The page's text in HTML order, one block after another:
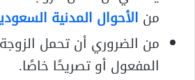
من الأحوال المدنية
من الضروري أن تحمل
المفعول أو تصريحًا خاصًا.